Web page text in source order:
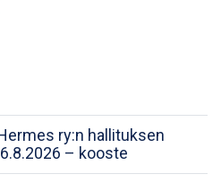
ry:n hallituksen
– kooste